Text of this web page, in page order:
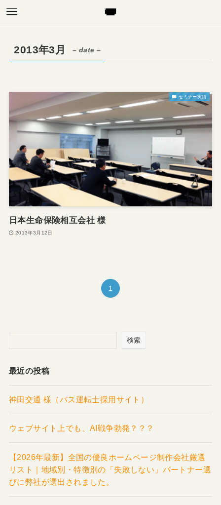
2013年3月 – date –
セミナー実績
日本生命保険相互会社 様
2013年3月12日
1
検索
最近の投稿
神田交通 様（バス運転士採用サイト）
ウェブサイト上でも、AI戦争勃発？？？
【2026年最新】全国の優良ホームページ制作会社厳選
リスト｜地域別・特徴別の「失敗しない」パートナー選
びに弊社が選出されました。